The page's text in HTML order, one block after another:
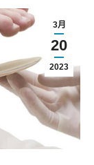
3月
20
2023